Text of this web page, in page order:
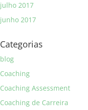
julho 2017
junho 2017
Categorias
blog
Coaching
Coaching Assessment
Coaching de Carreira